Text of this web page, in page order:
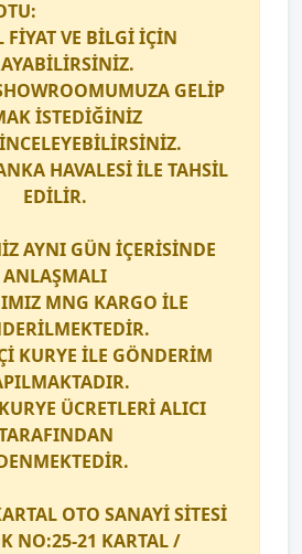
FİYAT VE BİLGİ İÇİN
GELİP
İSTEDİĞİNİZ
HAVALESİ İLE TAHSİL
EDİLİR.
AYNI GÜN İÇERİSİNDE
ANLAŞMALI
MNG KARGO İLE
KURYE İLE GÖNDERİM
KURYE ÜCRETLERİ ALICI
OTO SANAYİ SİTESİ
NO:25-21 KARTAL /